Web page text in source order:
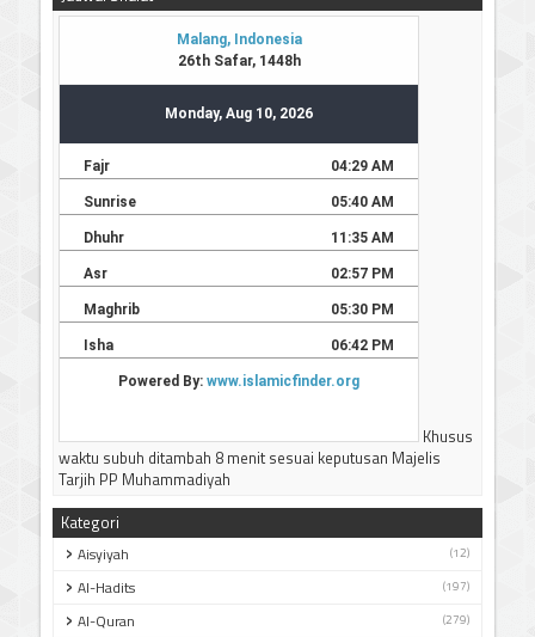
Khusus
waktu subuh ditambah 8 menit sesuai keputusan Majelis
Tarjih PP Muhammadiyah
Kategori
Aisyiyah (12)
Al-Hadits (197)
Al-Quran (279)